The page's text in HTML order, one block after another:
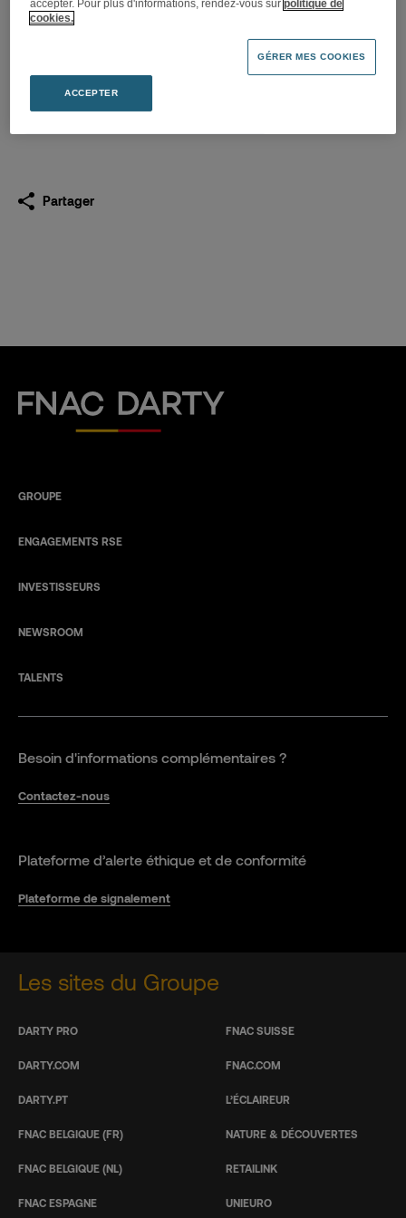
Darty s’installe à Chambly
(60)
Télécharger (PDF 123,8 Ko)
Partager
Fnac Darty
GROUPE
ENGAGEMENTS RSE
INVESTISSEURS
NEWSROOM
TALENTS
Besoin d'informations complémentaires ?
Contactez-nous
Plateforme d’alerte éthique et de conformité
Plateforme de signalement
Les sites du Groupe
DARTY PRO
DARTY.COM
DARTY.PT
FNAC BELGIQUE (FR)
FNAC BELGIQUE (NL)
FNAC ESPAGNE
FNAC SUISSE
FNAC.COM
L’ÉCLAIREUR
NATURE & DÉCOUVERTES
RETAILINK
UNIEURO
accepter. Pour plus d'informations, rendez-vous surpolitique de
cookies.
GÉRER MES COOKIES
ACCEPTER